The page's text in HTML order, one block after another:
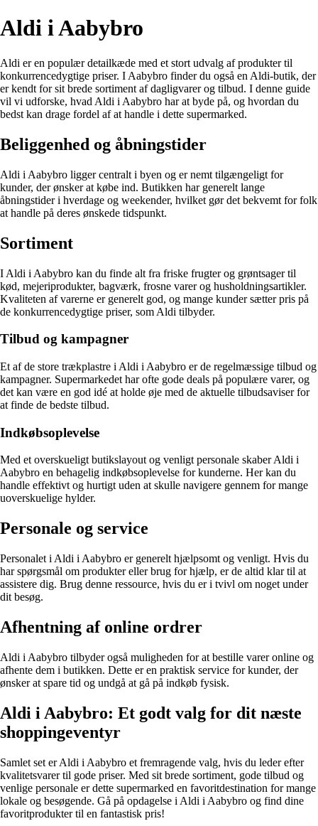
Aldi i Aabybro
Aldi er en populær detailkæde med et stort udvalg af produkter til
konkurrencedygtige priser. I Aabybro finder du også en Aldi-butik, der
er kendt for sit brede sortiment af dagligvarer og tilbud. I denne guide
vil vi udforske, hvad Aldi i Aabybro har at byde på, og hvordan du
bedst kan drage fordel af at handle i dette supermarked.
Beliggenhed og åbningstider
Aldi i Aabybro ligger centralt i byen og er nemt tilgængeligt for
kunder, der ønsker at købe ind. Butikken har generelt lange
åbningstider i hverdage og weekender, hvilket gør det bekvemt for folk
at handle på deres ønskede tidspunkt.
Sortiment
I Aldi i Aabybro kan du finde alt fra friske frugter og grøntsager til
kød, mejeriprodukter, bagværk, frosne varer og husholdningsartikler.
Kvaliteten af varerne er generelt god, og mange kunder sætter pris på
de konkurrencedygtige priser, som Aldi tilbyder.
Tilbud og kampagner
Et af de store trækplastre i Aldi i Aabybro er de regelmæssige tilbud og
kampagner. Supermarkedet har ofte gode deals på populære varer, og
det kan være en god idé at holde øje med de aktuelle tilbudsaviser for
at finde de bedste tilbud.
Indkøbsoplevelse
Med et overskueligt butikslayout og venligt personale skaber Aldi i
Aabybro en behagelig indkøbsoplevelse for kunderne. Her kan du
handle effektivt og hurtigt uden at skulle navigere gennem for mange
uoverskuelige hylder.
Personale og service
Personalet i Aldi i Aabybro er generelt hjælpsomt og venligt. Hvis du
har spørgsmål om produkter eller brug for hjælp, er de altid klar til at
assistere dig. Brug denne ressource, hvis du er i tvivl om noget under
dit besøg.
Afhentning af online ordrer
Aldi i Aabybro tilbyder også muligheden for at bestille varer online og
afhente dem i butikken. Dette er en praktisk service for kunder, der
ønsker at spare tid og undgå at gå på indkøb fysisk.
Aldi i Aabybro: Et godt valg for dit næste
shoppingeventyr
Samlet set er Aldi i Aabybro et fremragende valg, hvis du leder efter
kvalitetsvarer til gode priser. Med sit brede sortiment, gode tilbud og
venlige personale er dette supermarked en favoritdestination for mange
lokale og besøgende. Gå på opdagelse i Aldi i Aabybro og find dine
favoritprodukter til en fantastisk pris!